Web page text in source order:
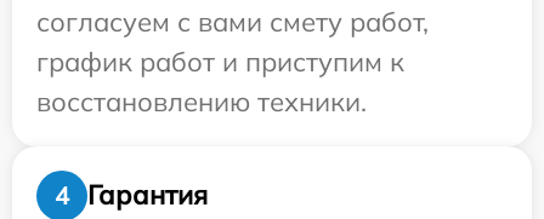
согласуем с вами смету работ,
график работ и приступим к
восстановлению техники.
4
Гарантия